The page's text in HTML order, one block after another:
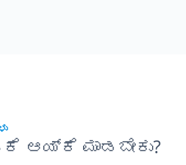
ಆಯ್ಕೆ ಮಾಡಬೇಕು?